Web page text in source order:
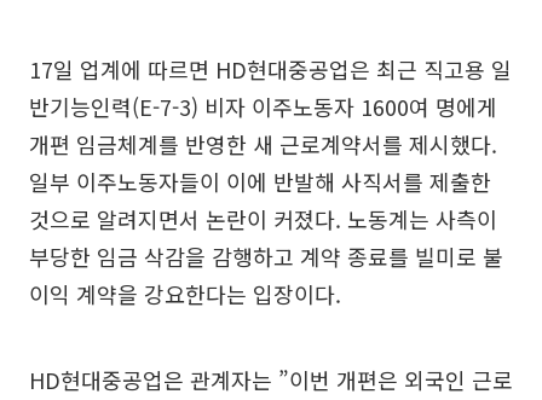
17일 업계에 따르면 HD현대중공업은 최근 직고용 일
반기능인력(E-7-3) 비자 이주노동자 1600여 명에게
개편 임금체계를 반영한 새 근로계약서를 제시했다.
일부 이주노동자들이 이에 반발해 사직서를 제출한
것으로 알려지면서 논란이 커졌다. 노동계는 사측이
부당한 임금 삭감을 감행하고 계약 종료를 빌미로 불
이익 계약을 강요한다는 입장이다.
HD현대중공업은 관계자는 ”이번 개편은 외국인 근로